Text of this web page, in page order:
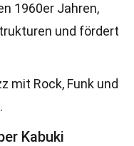
1960er Jahren,
und fördert
mit Rock, Funk und
Kabuki